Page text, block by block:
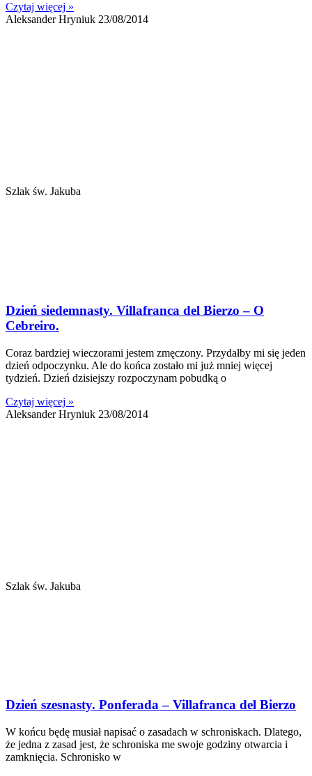
Czytaj więcej »
Aleksander Hryniuk 23/08/2014
Szlak św. Jakuba
Dzień siedemnasty. Villafranca del Bierzo – O
Cebreiro.
Coraz bardziej wieczorami jestem zmęczony. Przydałby mi się jeden
dzień odpoczynku. Ale do końca zostało mi już mniej więcej
tydzień. Dzień dzisiejszy rozpoczynam pobudką o
Czytaj więcej »
Aleksander Hryniuk 23/08/2014
Szlak św. Jakuba
Dzień szesnasty. Ponferada – Villafranca del Bierzo
W końcu będę musiał napisać o zasadach w schroniskach. Dlatego,
że jedna z zasad jest, że schroniska me swoje godziny otwarcia i
zamknięcia. Schronisko w